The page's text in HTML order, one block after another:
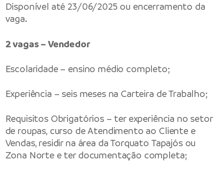
Disponível até 23/06/2025 ou encerramento da
vaga.
2 vagas – Vendedor
Escolaridade – ensino médio completo;
Experiência – seis meses na Carteira de Trabalho;
Requisitos Obrigatórios – ter experiência no setor
de roupas, curso de Atendimento ao Cliente e
Vendas, residir na área da Torquato Tapajós ou
Zona Norte e ter documentação completa;